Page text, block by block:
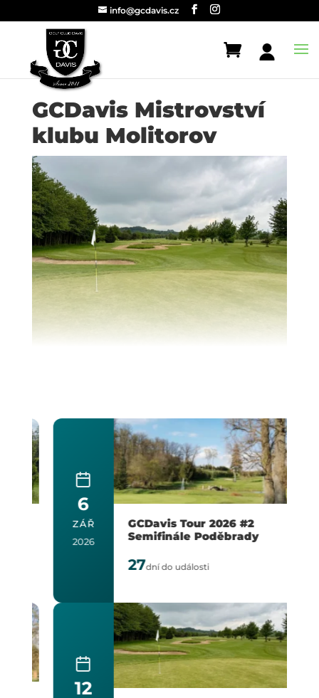
info@gcdavis.cz
GCDavis Mistrovství
klubu Molitorov
ZÁŘ
2026
GCDavis Tour 2026 #2
Semifinále Poděbrady
27dní do události
12